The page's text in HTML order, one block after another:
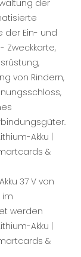
der
der Ein- und
Zweckkarte,
von Rindern,
37 V von
im
werden